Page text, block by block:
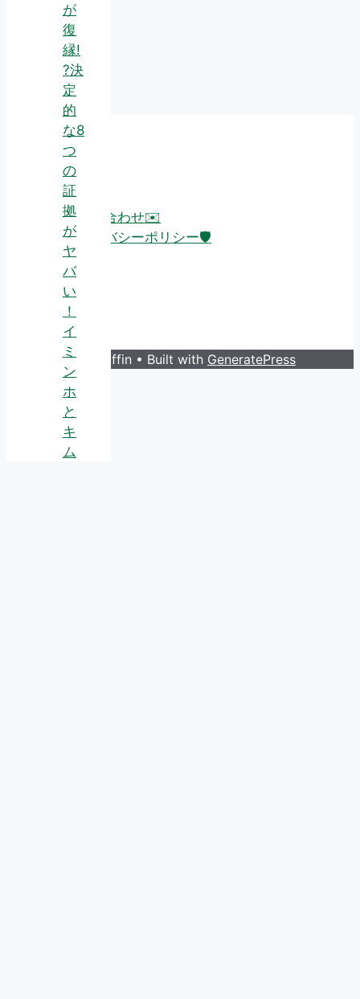
が
復
縁!
?決
定
的
な8
つ
の
証
拠
が
ヤ
バ
い
！
イ
ミ
ン
ホ
と
キ
ム
About
お問い合わせ✉️
プライバシーポリシー🛡️
© 2026 Guruffin • Built with GeneratePress